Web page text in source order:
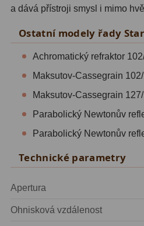
Binokulární dalekohledy279
Astronomické 44
Lovecké a turistické113
Kapesní14
Divadelní
a dává přístroji smysl i mimo
Ostatní modely řady
Achromatický refraktor
Maksutov-Cassegrain
Maksutov-Cassegrain
Parabolický Newtonův
Parabolický Newtonův
Technické parametry
Apertura
Ohnisková vzdálenost